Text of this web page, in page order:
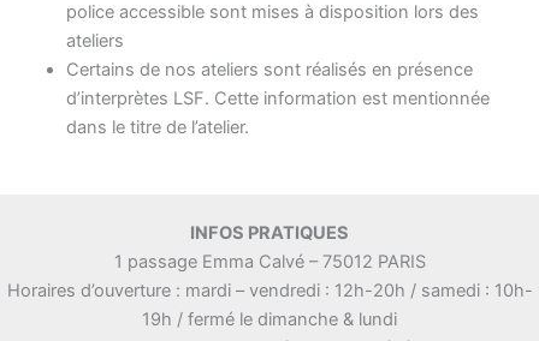
police accessible sont mises à disposition lors des
ateliers
Certains de nos ateliers sont réalisés en présence
d’interprètes LSF. Cette information est mentionnée
dans le titre de l’atelier.
INFOS PRATIQUES
1 passage Emma Calvé – 75012 PARIS
Horaires d’ouverture : mardi – vendredi : 12h-20h / samedi : 10h-
19h / fermé le dimanche & lundi